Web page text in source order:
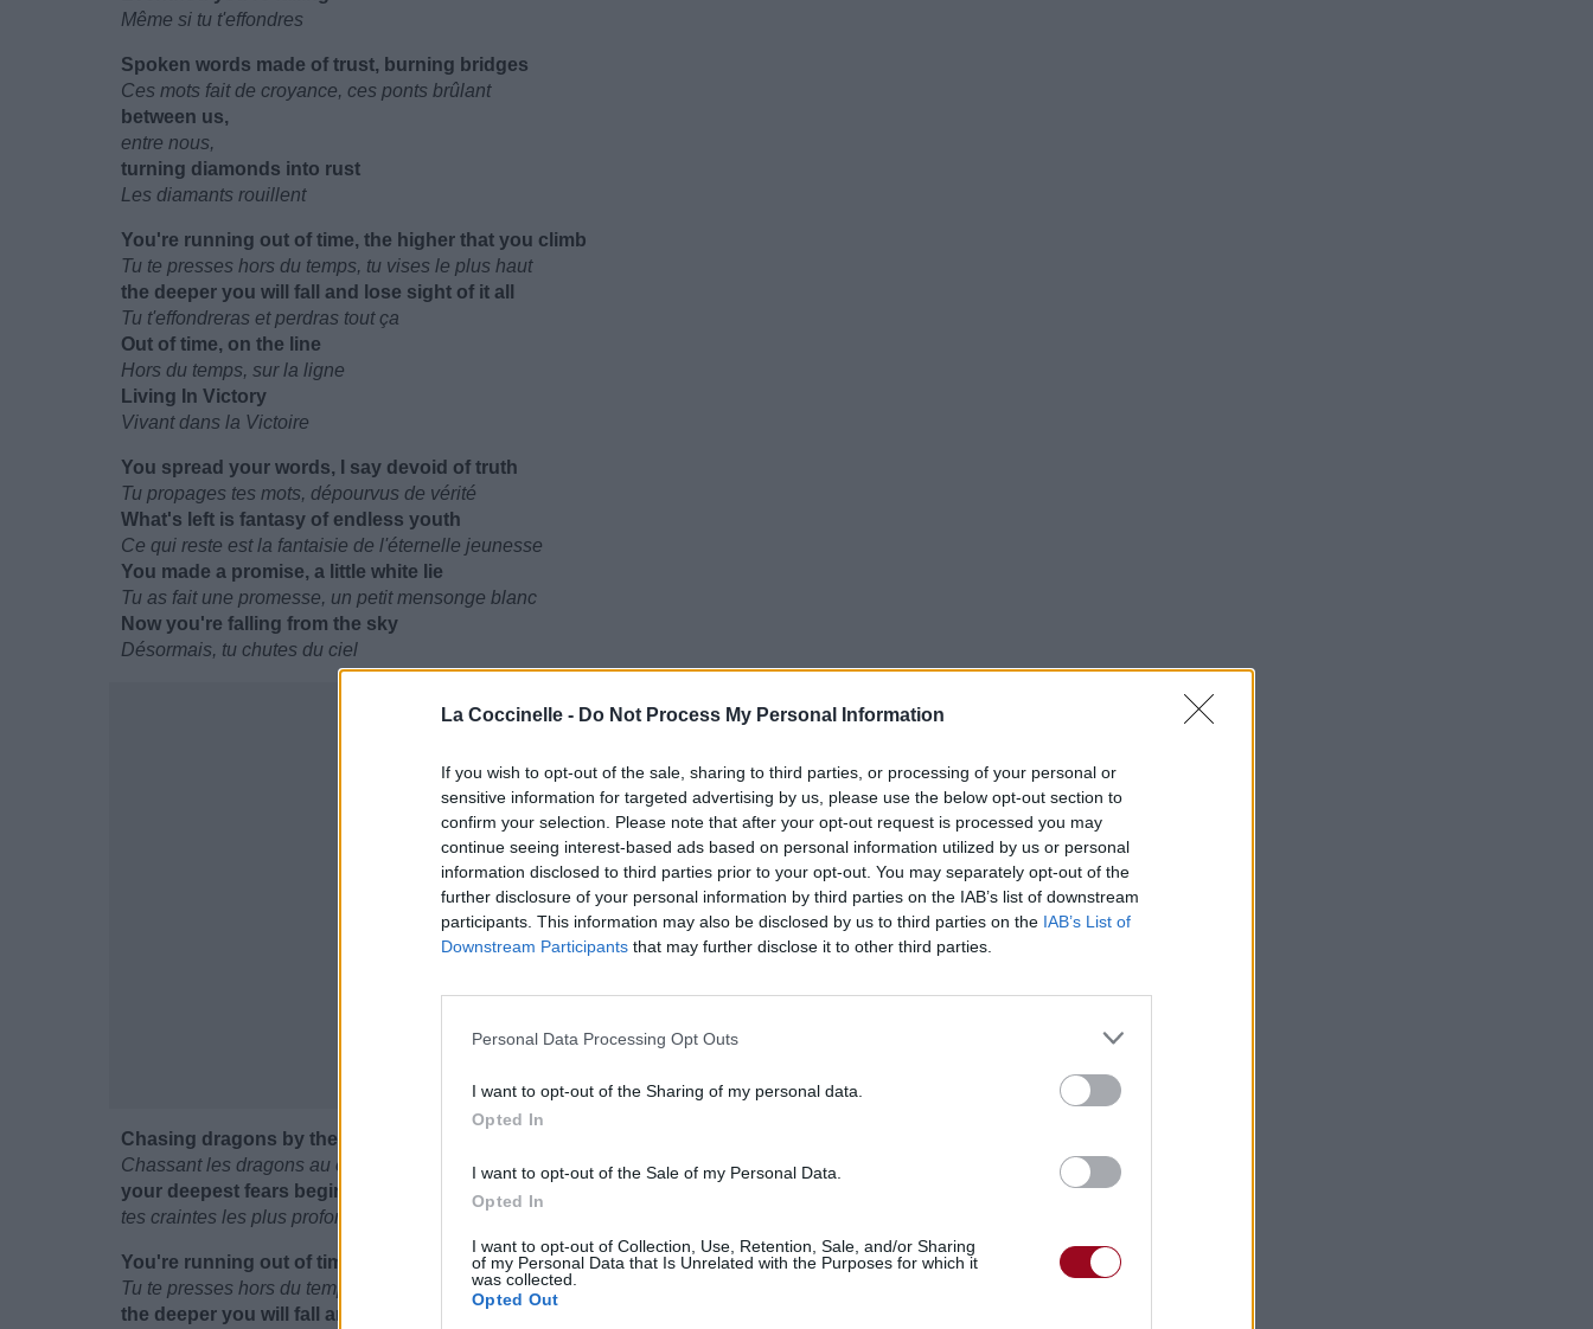
La Coccinelle - Do Not Process My Personal Information
If you wish to opt-out of the sale, sharing to third parties, or processing of your personal or
sensitive information for targeted advertising by us, please use the below opt-out section to
confirm your selection. Please note that after your opt-out request is processed you may
continue seeing interest-based ads based on personal information utilized by us or personal
information disclosed to third parties prior to your opt-out. You may separately opt-out of the
further disclosure of your personal information by third parties on the IAB’s list of downstream
participants. This information may also be disclosed by us to third parties on the IAB’s List of
Downstream Participants that may further disclose it to other third parties.
Personal Data Processing Opt Outs
I want to opt-out of the Sharing of my personal data.
Opted In
I want to opt-out of the Sale of my Personal Data.
Opted In
I want to opt-out of Collection, Use, Retention, Sale, and/or Sharing
of my Personal Data that Is Unrelated with the Purposes for which it
was collected.
Opted Out
Même si tu t'effondres
Spoken words made of trust, burning bridges
Ces mots fait de croyance, ces ponts brûlant
between us,
entre nous,
turning diamonds into rust
Les diamants rouillent
You're running out of time, the higher that you climb
Tu te presses hors du temps, tu vises le plus haut
the deeper you will fall and lose sight of it all
Tu t'effondreras et perdras tout ça
Out of time, on the line
Hors du temps, sur la ligne
Living In Victory
Vivant dans la Victoire
You spread your words, I say devoid of truth
Tu propages tes mots, dépourvus de vérité
What's left is fantasy of endless youth
Ce qui reste est la fantaisie de l'éternelle jeunesse
You made a promise, a little white lie
Tu as fait une promesse, un petit mensonge blanc
Now you're falling from the sky
Désormais, tu chutes du ciel
Chasing dragons by the moon, burning bridges around you,
Chassant les dragons au clair de lune, brûlant des ponts autour de toi,
your deepest fears begin to loom
tes craintes les plus profondes commencent à surgir
You're running out of time, the higher that you climb
Tu te presses hors du temps, tu vises le plus haut
the deeper you will fall and lose sight of it all